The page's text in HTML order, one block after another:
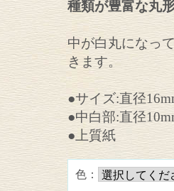
種類が豊富な丸
中が白丸になっ
きます。
●サイズ:直径
●中白部:直径
●上質紙
色：